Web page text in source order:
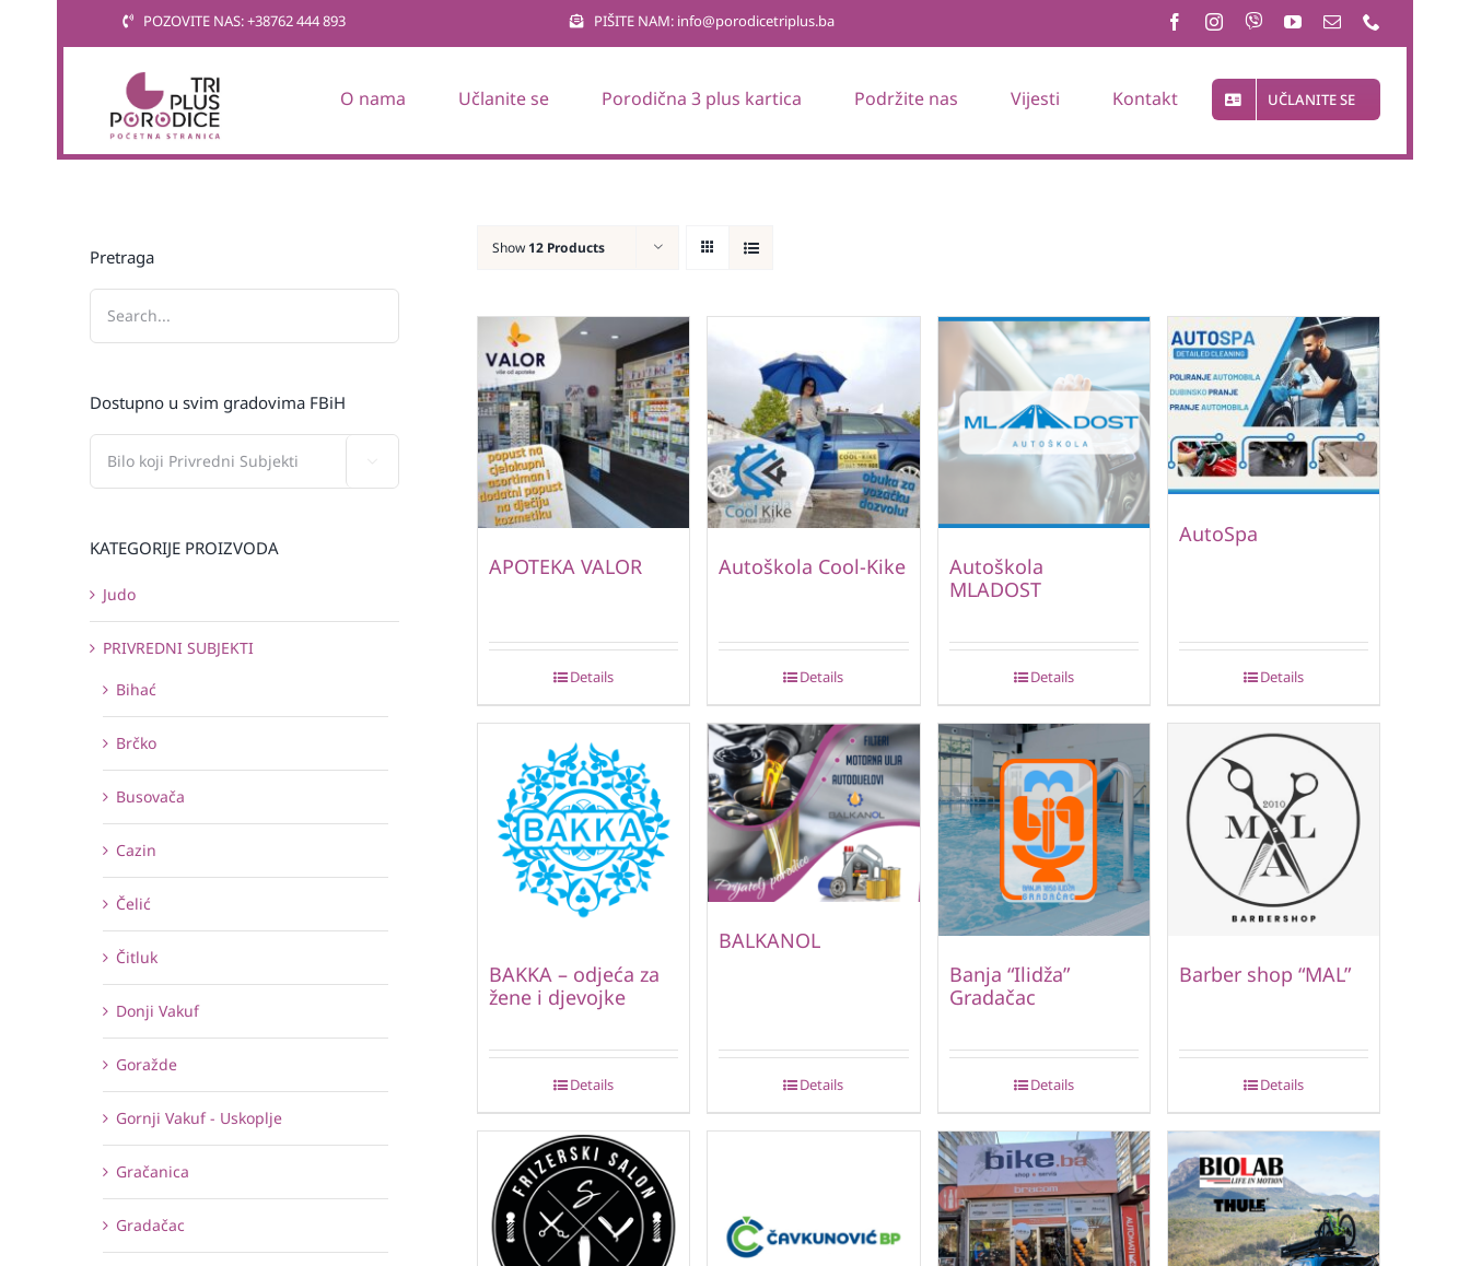
POZOVITE NAS: +38762 444 893 PIŠITE NAM: info@porodicetriplus.ba
O nama Učlanite se Porodična 3 plus kartica Podržite nas Vijesti Kontakt UČLANITE SE
Show 12 Products
APOTEKA VALOR
Details
Autoškola Cool-Kike
Details
Autoškola
MLADOST
Details
AutoSpa
Details
BAKKA – odjeća za
žene i djevojke
Details
BALKANOL
Details
Banja “Ilidža”
Gradačac
Details
Barber shop “MAL”
Details
Pretraga
Dostupno u svim gradovima FBiH
KATEGORIJE PROIZVODA
Judo
PRIVREDNI SUBJEKTI
Bihać
Brčko
Busovača
Cazin
Čelić
Čitluk
Donji Vakuf
Goražde
Gornji Vakuf - Uskoplje
Gračanica
Gradačac